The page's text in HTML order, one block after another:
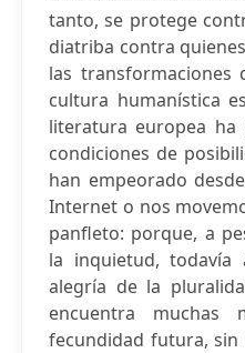
tanto, se protege
diatriba contra
las transformaciones
cultura humanística
literatura europea
condiciones de
han empeorado
Internet o nos
panfleto: porque, a
la inquietud,
alegría de la
encuentra muchas
fecundidad futura,